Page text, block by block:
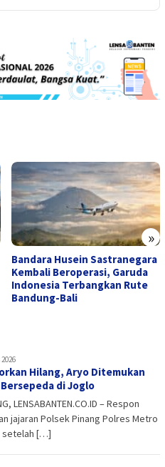
»
Bandara Husein Sastranegara
Kembali Beroperasi, Garuda
Indonesia Terbangkan Rute
Bandung-Bali
Hilang, Aryo Ditemukan
di Joglo
LENSABANTEN.CO.ID – Respon
jajaran Polsek Pinang Polres Metro
setelah […]